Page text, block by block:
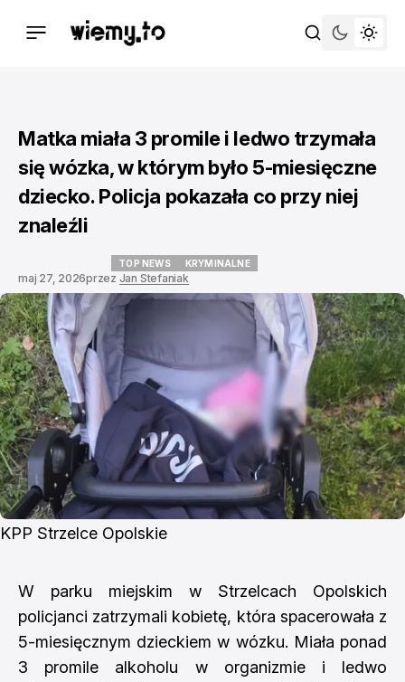
Matka miała 3 promile i ledwo trzymała
się wózka, w którym było 5-miesięczne
dziecko. Policja pokazała co przy niej
znaleźli
TOP NEWS KRYMINALNE
maj 27, 2026przez Jan Stefaniak
KPP Strzelce Opolskie
W parku miejskim w Strzelcach Opolskich
policjanci zatrzymali kobietę, która spacerowała z
5-miesięcznym dzieckiem w wózku. Miała ponad
3 promile alkoholu w organizmie i ledwo